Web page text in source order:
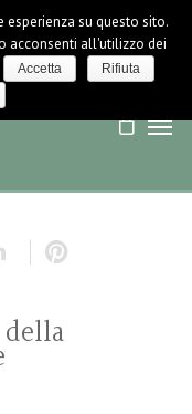
su questo sito.
acconsenti all'utilizzo dei
Accetta
Rifiuta